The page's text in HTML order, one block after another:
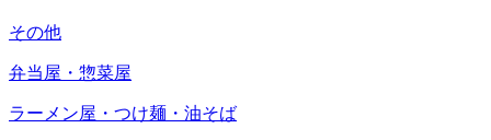
その他
弁当屋・惣菜屋
ラーメン屋・つけ麺・油そば